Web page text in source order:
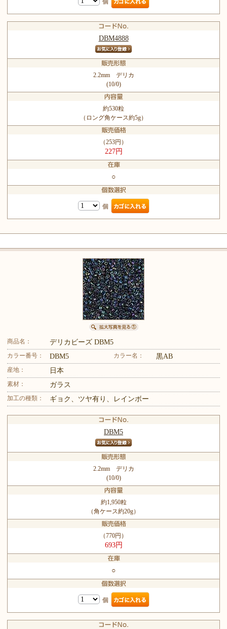
DBM4888
2.2mm デリカ
(10/0)
約530粒
（ロング角ケース約5g）
（253円）
227円
○
個
商品名： デリカビーズ DBM5
カラー番号： DBM5 カラー名： 黒AB
産地： 日本
素材： ガラス
加工の種類： ギョク、ツヤ有り、レインボー
DBM5
2.2mm デリカ
(10/0)
約1,950粒
（角ケース約20g）
（770円）
693円
○
個